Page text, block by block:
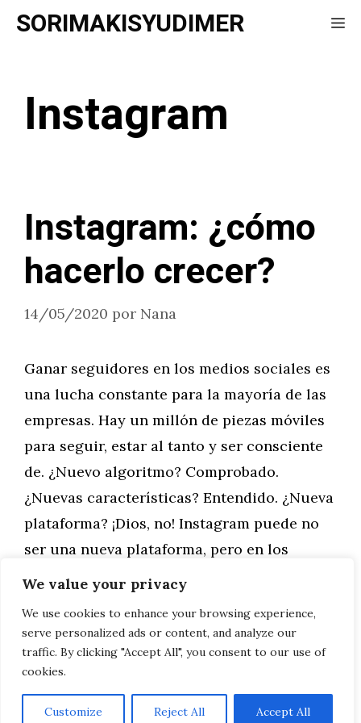
We value your privacy
We use cookies to enhance your browsing experience,
serve personalized ads or content, and analyze our
traffic. By clicking "Accept All", you consent to our use of
cookies.
Customize Reject All Accept All
Saltar
SORIMAKISYUDIMER
Instagram
Instagram: ¿cómo
hacerlo crecer?
14/05/2020 por Nana
Ganar seguidores en los medios sociales es
una lucha constante para la mayoría de las
empresas. Hay un millón de piezas móviles
para seguir, estar al tanto y ser consciente
de. ¿Nuevo algoritmo? Comprobado.
¿Nuevas características? Entendido. ¿Nueva
plataforma? ¡Dios, no! Instagram puede no
ser una nueva plataforma, pero en los
últimos años se ha …
Leer más
AVISO LEGAL, POLITICA DE PRIVACIDAD, COOKIES